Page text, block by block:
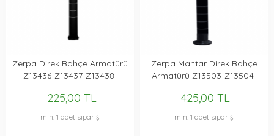
Zerpa Direk Bahçe Armatürü
Z13436-Z13437-Z13438-
225,00 TL
min. 1 adet sipariş
Zerpa Mantar Direk Bahçe
Armatürü Z13503-Z13504-
425,00 TL
min. 1 adet sipariş